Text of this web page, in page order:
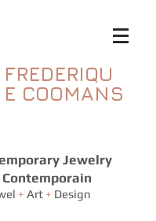
FREDERIQU
E COOMANS
Jewelry
+ Art + Design